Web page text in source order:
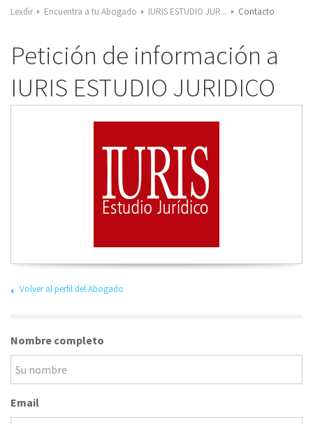
Lexdir Encuentra a tu Abogado IURIS ESTUDIO JUR... Contacto
Petición de información a
IURIS ESTUDIO JURIDICO
Volver al perfil del Abogado
Nombre completo
Email